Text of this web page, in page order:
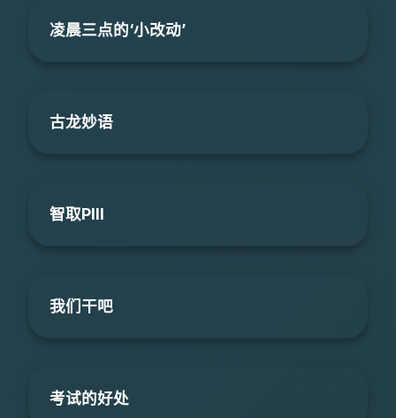
凌晨三点的‘小改动’
古龙妙语
智取PIII
我们干吧
考试的好处